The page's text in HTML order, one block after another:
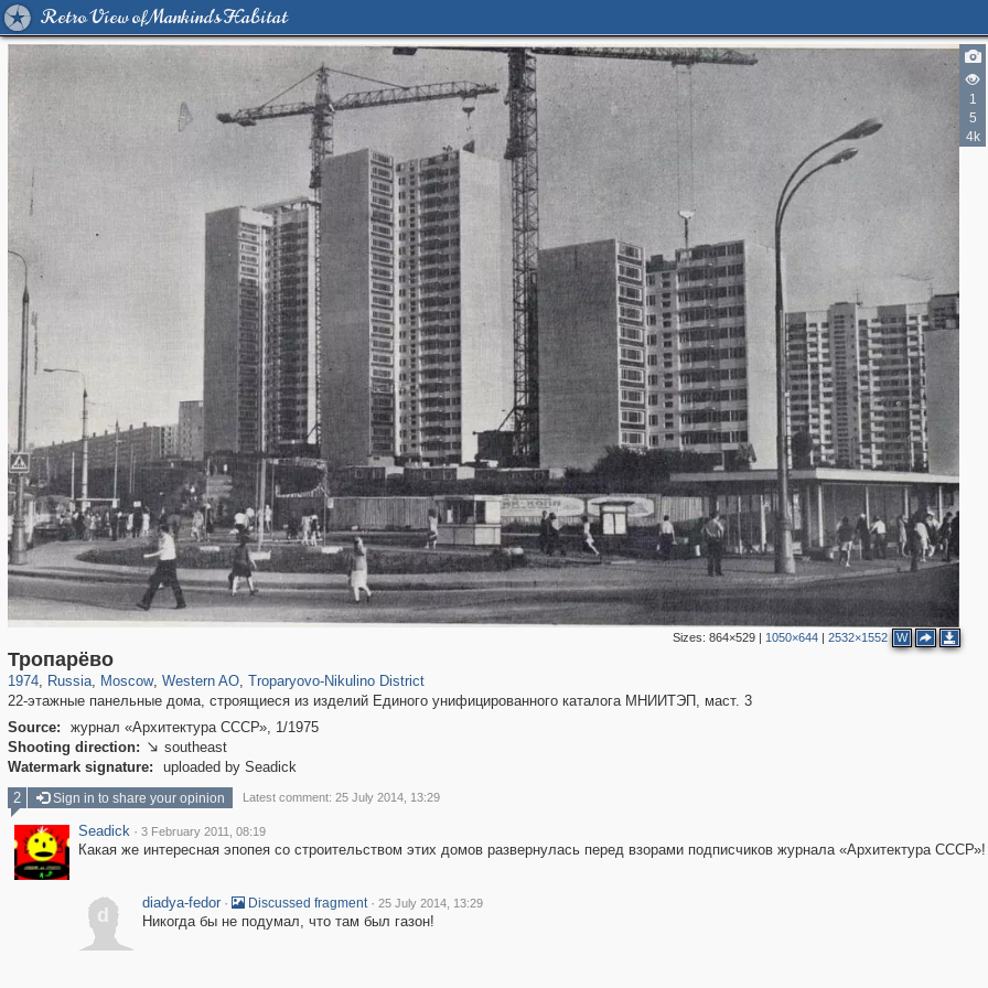
Retro View of Mankind's Habitat
1
5
4k
Sizes: 864×529| 1050×644| 2532×1552 W
Тропарёво
1974, Russia
1,406,929
, Moscow
319,861 8,286
, Western AO, Troparyovo-Nikulino District
22-этажные панельные дома, строящиеся из изделий Единого унифицированного каталога МНИИТЭП, маст. 3
Source:
журнал «Архитектура СССР», 1/1975
Shooting direction:  southeast
Watermark signature:
uploaded by Seadick
2 Sign in to share your opinion Latest comment: 25 July 2014, 13:29
Seadick · 3 February 2011, 08:19
Какая же интересная эпопея со строительством этих домов развернулась перед взорами подписчиков журнала «Архитектура СССР»!
d
diadya-fedor · Discussed fragment · 25 July 2014, 13:29
Никогда бы не подумал, что там был газон!